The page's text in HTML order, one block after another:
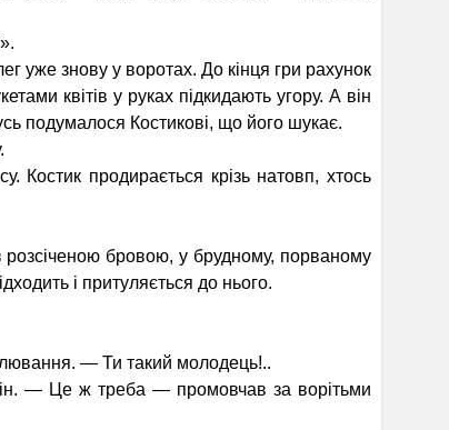
уже зно­ву у воротах. До кінця гри рахунок
квітів у руках підкидають угору. А він
подумалося Костикові, що його шукає.
про­дирається крізь натовп, хтось
розсіченою бровою, у брудному, порваному
і притуляється до нього.
— Ти такий молодець!..
— Це ж тре­ба — промовчав за ворітьми